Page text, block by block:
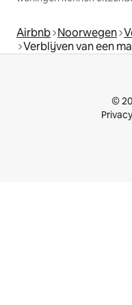
Airbnb Noorwegen
Verblijven van een
©
Privacy